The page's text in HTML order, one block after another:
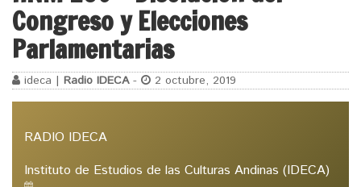
Congreso y Elecciones
Parlamentarias
ideca | Radio IDECA- 2 octubre, 2019
RADIO IDECA
Instituto de Estudios de las Culturas Andinas (IDECA)